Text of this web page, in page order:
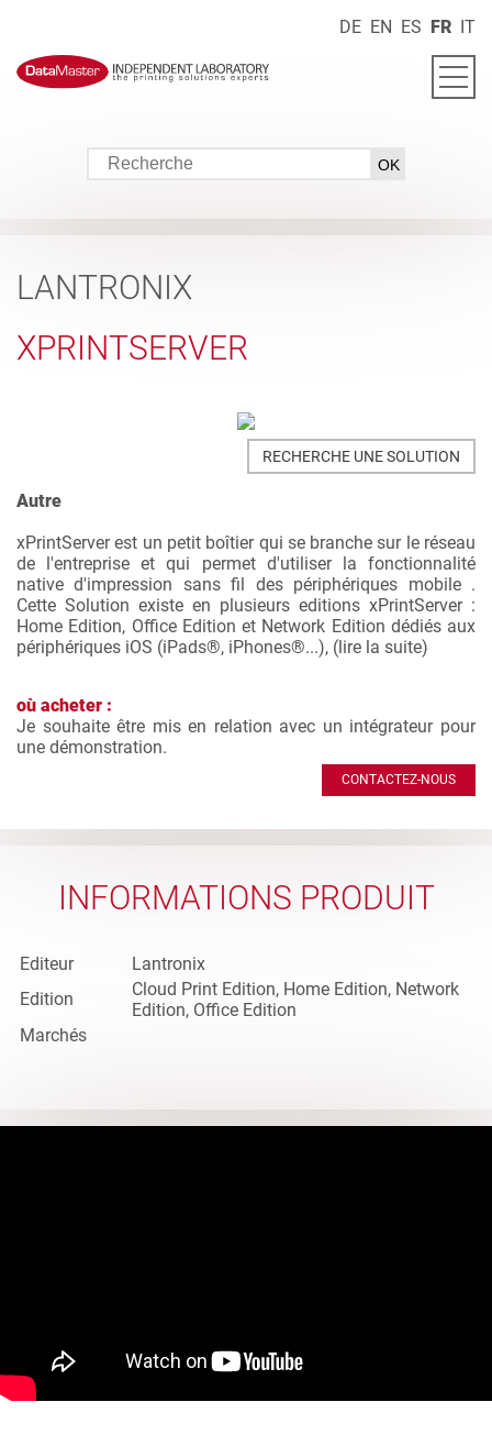
DE EN ES FR IT
LANTRONIX
XPRINTSERVER
RECHERCHE UNE SOLUTION
Autre
xPrintServer est un petit boîtier qui se branche sur le réseau
de l'entreprise et qui permet d'utiliser la fonctionnalité
native d'impression sans fil des périphériques mobile .
Cette Solution existe en plusieurs editions xPrintServer :
Home Edition, Office Edition et Network Edition dédiés aux
périphériques iOS (iPads®, iPhones®...), (lire la suite)
où acheter :
Je souhaite être mis en relation avec un intégrateur pour
une démonstration.
CONTACTEZ-NOUS
INFORMATIONS PRODUIT
Editeur
Lantronix
Edition
Cloud Print Edition, Home Edition, Network
Edition, Office Edition
Marchés